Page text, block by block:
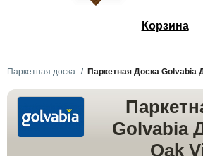
Корзина
Паркетная доска Паркетная Доска Golvabia
Golvabia
Oak